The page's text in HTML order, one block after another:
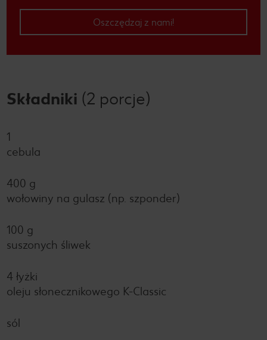
Oszczędzaj z nami!
Składniki (2 porcje)
1
cebula
400 g
wołowiny na gulasz (np. szponder)
100 g
suszonych śliwek
4 łyżki
oleju słonecznikowego K-Classic
sól